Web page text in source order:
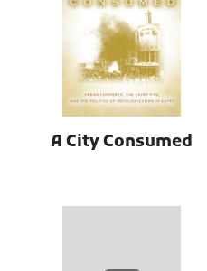
A City Consumed